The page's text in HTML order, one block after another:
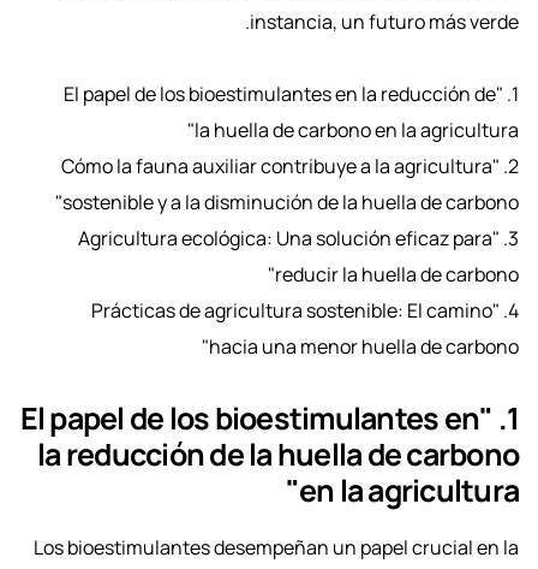
instancia, un futuro más verde.
1. "El papel de los bioestimulantes en la reducción de
la huella de carbono en la agricultura"
2. "Cómo la fauna auxiliar contribuye a la agricultura
sostenible y a la disminución de la huella de carbono"
3. "Agricultura ecológica: Una solución eficaz para
reducir la huella de carbono"
4. "Prácticas de agricultura sostenible: El camino
hacia una menor huella de carbono"
1. "El papel de los bioestimulantes en
la reducción de la huella de carbono
en la agricultura"
Los bioestimulantes desempeñan un papel crucial en la